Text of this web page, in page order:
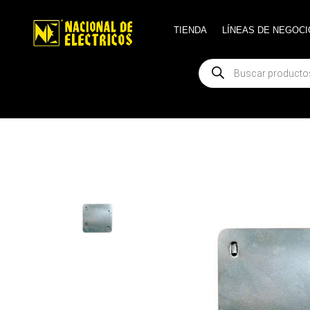
TIENDA LÍNEAS DE
Búsqueda
de
productos
TIENDA LÍNEAS DE
Búsqueda
de
productos